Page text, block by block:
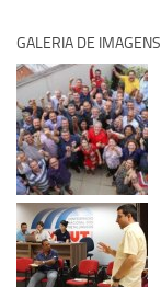
GALERIA DE IMAGENS